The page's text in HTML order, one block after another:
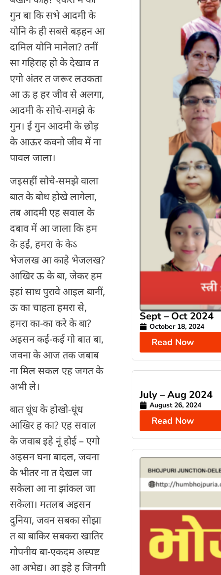
गुन बा कि सभे आदमी के
योनि के ही सबसे बड़हन आ
दामिल योनि मानेला? तनीं
सा गहिराह हो के देखाव त
एगो अंतर त जरूर लउकता
आ ऊ ह हर जीव से अलगा,
आदमी के सोचे-समझे के
गुन। ई गुन आदमी के छोड़
के आऊर कवनो जीव में ना
पावल जाला।
जइसहीं सोचे-समझे वाला
बात के बोध होखे लागेला,
तब आदमी एह सवाल के
दबाव में आ जाला कि हम
के हईं, हमरा के केऽ
भेजलख आ काहे भेजलख?
आखिर ऊ के बा, जेकर हम
इहां साध पुरावे आइल बानीं,
ऊ का चाहता हमरा से,
हमरा का-का करे के बा?
अइसन कई-कई गो बात बा,
जवना के आज तक जबाब
ना मिल सकल एह जगत के
अभी ले।
बात धूंध के होखो-धूंध
आखिर ह का? एह सवाल
के जवाब इहे नूं होई – एगो
अइसन घना बादल, जवना
के भीतर ना त देखल जा
सकेला आ ना झांकल जा
सकेला। मतलब अइसन
दुनिया, जवन सबका सोझा
त बा बाकिर सबकरा खातिर
गोपनीय बा-एकदम अस्पष्ट
आ अभेद्य। आ इहे ह जिनगी
Sept – Oct 2024
October 18, 2024
Read Now
July – Aug 2024
August 26, 2024
Read Now